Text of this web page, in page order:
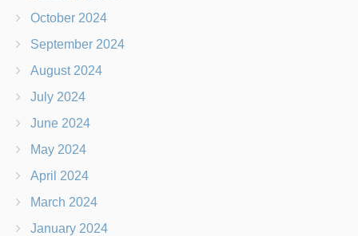
October 2024
September 2024
August 2024
July 2024
June 2024
May 2024
April 2024
March 2024
January 2024